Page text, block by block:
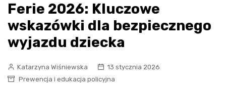
Ferie 2026: Kluczowe
wskazówki dla bezpiecznego
wyjazdu dziecka
Katarzyna Wiśniewska
13 stycznia 2026
Prewencja i edukacja policyjna